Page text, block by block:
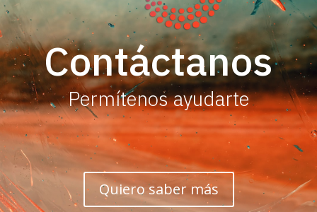
Contáctanos
Permítenos ayudarte
Quiero saber más